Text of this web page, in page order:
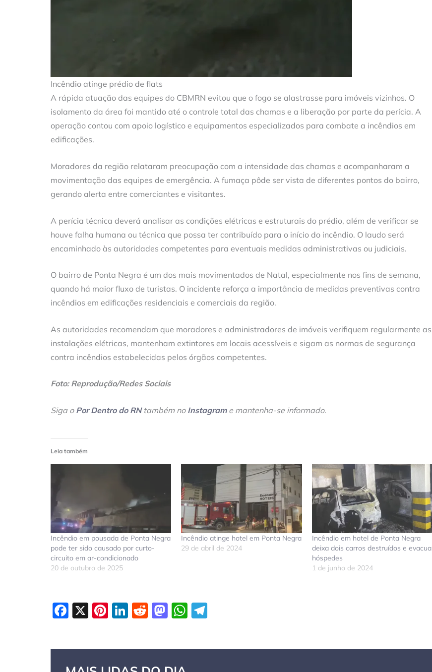
Incêndio atinge prédio de flats
A rápida atuação das equipes do CBMRN evitou que o fogo se alastrasse para imóveis vizinhos. O
isolamento da área foi mantido até o controle total das chamas e a liberação por parte da perícia. A
operação contou com apoio logístico e equipamentos especializados para combate a incêndios em
edificações.
Moradores da região relataram preocupação com a intensidade das chamas e acompanharam a
movimentação das equipes de emergência. A fumaça pôde ser vista de diferentes pontos do bairro,
gerando alerta entre comerciantes e visitantes.
A perícia técnica deverá analisar as condições elétricas e estruturais do prédio, além de verificar se
houve falha humana ou técnica que possa ter contribuído para o início do incêndio. O laudo será
encaminhado às autoridades competentes para eventuais medidas administrativas ou judiciais.
O bairro de Ponta Negra é um dos mais movimentados de Natal, especialmente nos fins de semana,
quando há maior fluxo de turistas. O incidente reforça a importância de medidas preventivas contra
incêndios em edificações residenciais e comerciais da região.
As autoridades recomendam que moradores e administradores de imóveis verifiquem regularmente as
instalações elétricas, mantenham extintores em locais acessíveis e sigam as normas de segurança
contra incêndios estabelecidas pelos órgãos competentes.
Foto: Reprodução/Redes Sociais
Siga o Por Dentro do RNtambém no Instagrame mantenha-se informado.
Leia também
Incêndio em pousada de Ponta Negra
pode ter sido causado por curto-
circuito em ar-condicionado
20 de outubro de 2025
Incêndio atinge hotel em Ponta Negra
29 de abril de 2024
Incêndio em hotel de Ponta Negra
deixa dois carros destruídos e evacua
hóspedes
1 de junho de 2024
Facebook
X Pinterest
LinkedIn
Reddit
Mastodon
WhatsApp